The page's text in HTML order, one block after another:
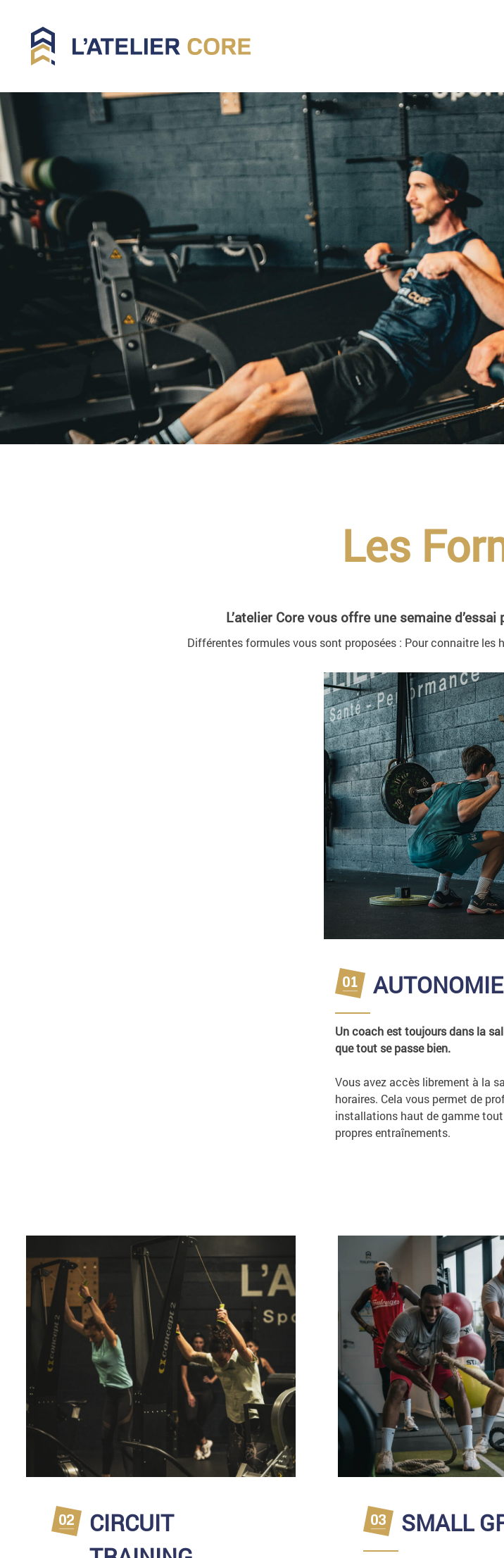
Les
L’atelier Core vous offre une semaine
Différentes formules vous sont proposées : Pour connaitre les
AUTONOMIE
Un coach est toujours dans la
que tout se passe bien.
Vous avez accès librement à la
horaires. Cela vous permet de
installations haut de gamme
propres entraînements.
CIRCUIT
SMALL